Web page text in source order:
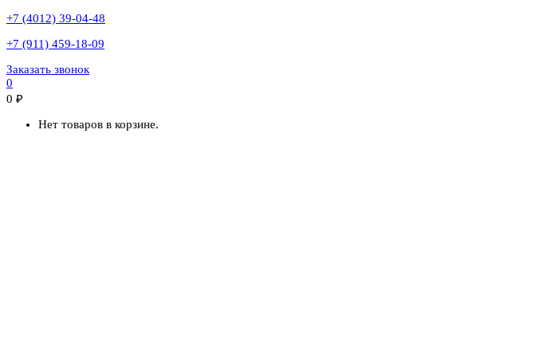
+7 (4012) 39-04-48
+7 (911) 459-18-09
Заказать звонок
0
0 ₽
Нет товаров в корзине.